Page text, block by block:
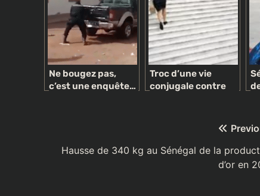
Ne bougez pas,
c’est une enquête…
Troc d’une vie
conjugale contre
s’éternise
de
Hausse de 340 kg au Sénégal de la
d’or en